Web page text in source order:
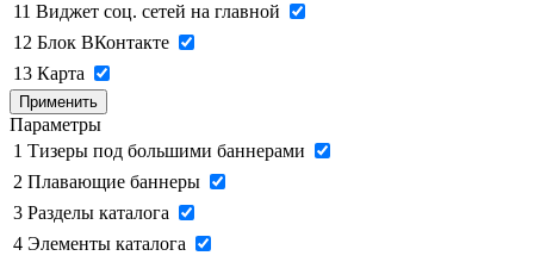
11 Виджет соц. сетей на главной
12 Блок ВКонтакте
13 Карта
Применить
Параметры
1 Тизеры под большими баннерами
2 Плавающие баннеры
3 Разделы каталога
4 Элементы каталога